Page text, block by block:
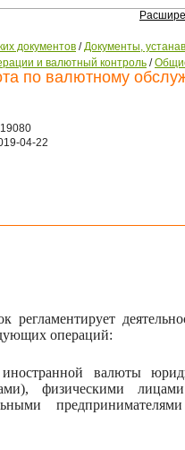
документов /Документы,
и валютный контроль /
по валютному
04-22
регламентирует
операций:
иностранной валюты
физическими